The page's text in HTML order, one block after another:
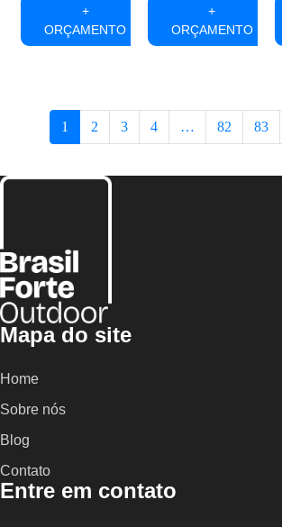
+
ORÇAMENTO
+
ORÇAMENTO
1 2 3 4 … 82 83
Mapa do site
Home
Sobre nós
Blog
Contato
Entre em contato